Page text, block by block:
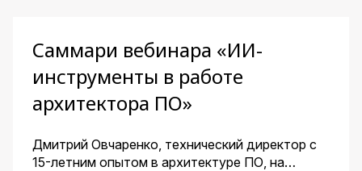
Саммари вебинара «ИИ-
инструменты в работе
архитектора ПО»
Дмитрий Овчаренко, технический директор с
15-летним опытом в архитектуре ПО, на